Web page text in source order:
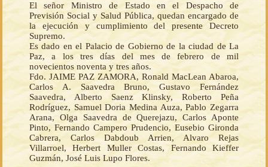
El señor Ministro de Estado en el Despacho de
Previsión Social y Salud Pública, quedan encargado de
la ejecución y cumplimiento del presente Decreto
Supremo.
Es dado en el Palacio de Gobierno de la ciudad de La
Paz, a los tres días del mes de febrero de mil
novecientos noventa y tres años.
Fdo. JAIME PAZ ZAMORA, Ronald MacLean Abaroa,
Carlos A. Saavedra Bruno, Gustavo Fernández
Saavedra, Alberto Saenz Klinsky, Roberto Peña
Rodríguez, Samuel Doria Medina Auza, Pablo Zegarra
Arana, Olga Saavedra de Querejazu, Carlos Aponte
Pinto, Fernando Campero Prudencio, Eusebio Gironda
Cabrera, Carlos Dabdoub Arrien, Alvaro Rejas
Villarroel, Herbert Muller Costas, Fernando Kieffer
Guzmán, José Luis Lupo Flores.